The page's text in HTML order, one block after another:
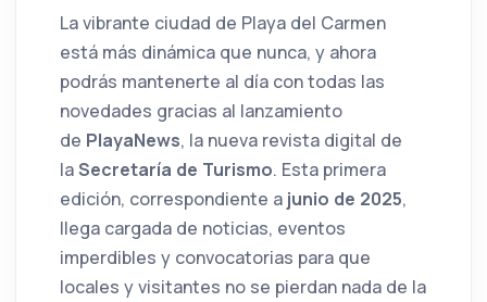
La vibrante ciudad de Playa del Carmen
está más dinámica que nunca, y ahora
podrás mantenerte al día con todas las
novedades gracias al lanzamiento
de PlayaNews, la nueva revista digital de
laSecretaría de Turismo. Esta primera
edición, correspondiente a junio de 2025,
llega cargada de noticias, eventos
imperdibles y convocatorias para que
locales y visitantes no se pierdan nada de la